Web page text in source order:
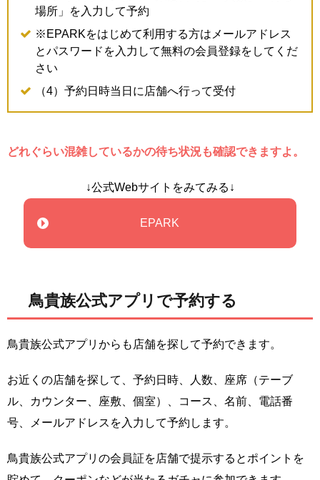
場所」を入力して予約
※EPARKをはじめて利用する方はメールアドレス
とパスワードを入力して無料の会員登録をしてくだ
さい
（4）予約日時当日に店舗へ行って受付
どれぐらい混雑しているかの待ち状況も確認できますよ。
↓公式Webサイトをみてみる↓
EPARK
鳥貴族公式アプリで予約する
鳥貴族公式アプリからも店舗を探して予約できます。
お近くの店舗を探して、予約日時、人数、座席（テーブ
ル、カウンター、座敷、個室）、コース、名前、電話番
号、メールアドレスを入力して予約します。
鳥貴族公式アプリの会員証を店舗で提示するとポイントを